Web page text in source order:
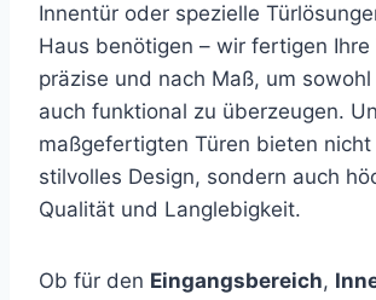
Innentür oder spezielle
Haus benötigen – wir fertigen Ihre
präzise und nach Maß, um
auch funktional zu überzeugen.
maßgefertigten Türen bieten nicht
stilvolles Design, sondern auch
Qualität und Langlebigkeit.
Ob für den Eingangsbereich,